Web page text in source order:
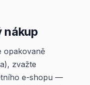
nákup
opakovaně
zvažte
e-shopu —